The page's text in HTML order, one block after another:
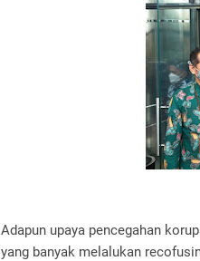
Adapun upaya pencegahan
yang banyak melalukan